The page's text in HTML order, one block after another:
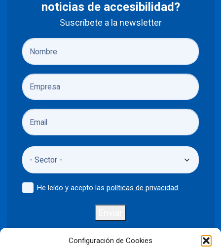
Configuración de Cookies
noticias de accesibilidad?
Suscríbete a la newsletter
He leído y acepto laspolíticas de privacidad